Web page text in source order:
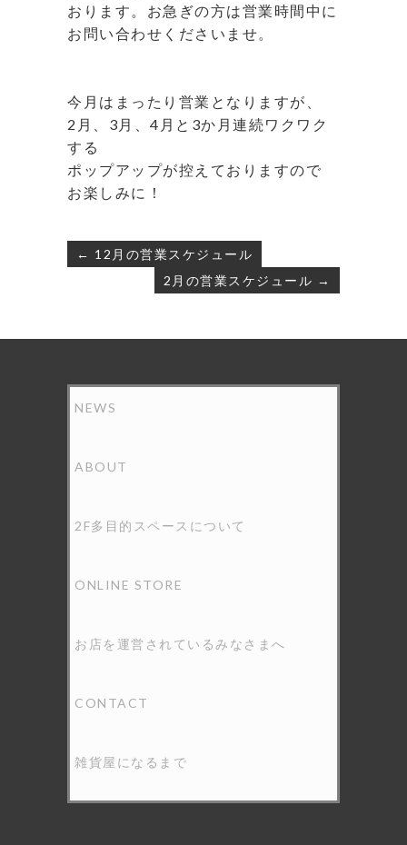
おります。お急ぎの方は営業時間中に
お問い合わせくださいませ。
今月はまったり営業となりますが、
2月、3月、4月と3か月連続ワクワク
する
ポップアップが控えておりますので
お楽しみに！
投
稿
ー
← 12月の営業スケジュール
2月の営業スケジュール →
NEWS
ABOUT
2F多目的スペースについて
ONLINE STORE
お店を運営されているみなさまへ
CONTACT
雑貨屋になるまで